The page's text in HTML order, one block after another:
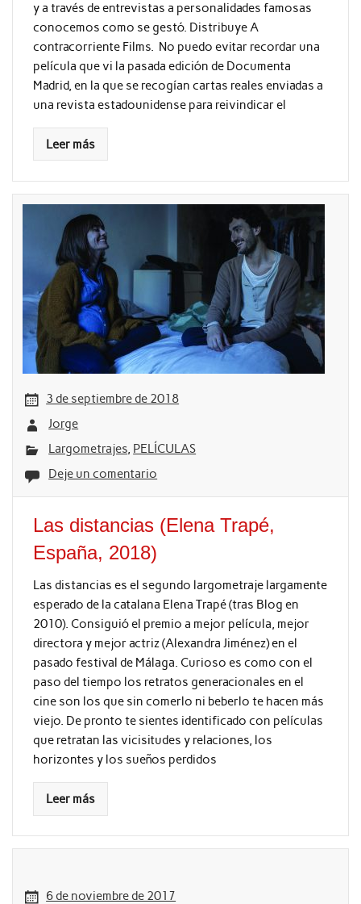
y a través de entrevistas a personalidades famosas
conocemos como se gestó. Distribuye A
contracorriente Films. No puedo evitar recordar una
película que vi la pasada edición de Documenta
Madrid, en la que se recogían cartas reales enviadas a
una revista estadounidense para reivindicar el
Leer más
3 de septiembre de 2018
Jorge
Largometrajes, PELÍCULAS
Deje un comentario
Las distancias (Elena Trapé,
España, 2018)
Las distancias es el segundo largometraje largamente
esperado de la catalana Elena Trapé (tras Blog en
2010). Consiguió el premio a mejor película, mejor
directora y mejor actriz (Alexandra Jiménez) en el
pasado festival de Málaga. Curioso es como con el
paso del tiempo los retratos generacionales en el
cine son los que sin comerlo ni beberlo te hacen más
viejo. De pronto te sientes identificado con películas
que retratan las vicisitudes y relaciones, los
horizontes y los sueños perdidos
Leer más
6 de noviembre de 2017